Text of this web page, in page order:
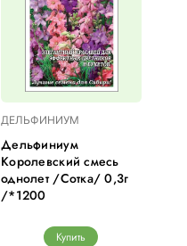
ДЕЛЬФИНИУМ
Дельфиниум
Королевский смесь
однолет /Сотка/ 0,3г
/*1200
Купить